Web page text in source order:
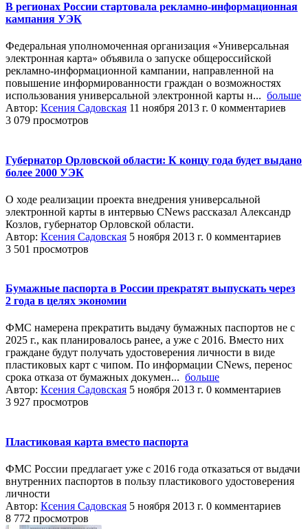
В регионах России стартовала рекламно-информационная
кампания УЭК
Федеральная уполномоченная организация «Универсальная
электронная карта» объявила о запуске общероссийской
рекламно-информационной кампании, направленной на
повышение информированности граждан о возможностях
использования универсальной электронной карты н... больше
Автор: Ксения Садовская 11 ноября 2013 г. 0 комментариев
3 079 просмотров
Губернатор Орловской области: К концу года будет выдано
более 2000 УЭК
О ходе реализации проекта внедрения универсальной
электронной карты в интервью CNews рассказал Александр
Козлов, губернатор Орловской области.
Автор: Ксения Садовская 5 ноября 2013 г. 0 комментариев
3 501 просмотров
Бумажные паспорта в России прекратят выпускать через
2 года в целях экономии
ФМС намерена прекратить выдачу бумажных паспортов не с
2025 г., как планировалось ранее, а уже с 2016. Вместо них
граждане будут получать удостоверения личности в виде
пластиковых карт с чипом. По информации CNews, перенос
срока отказа от бумажных докумен... больше
Автор: Ксения Садовская 5 ноября 2013 г. 0 комментариев
3 927 просмотров
Пластиковая карта вместо паспорта
ФМС России предлагает уже с 2016 года отказаться от выдачи
внутренних паспортов в пользу пластикового удостоверения
личности
Автор: Ксения Садовская 5 ноября 2013 г. 0 комментариев
8 772 просмотров